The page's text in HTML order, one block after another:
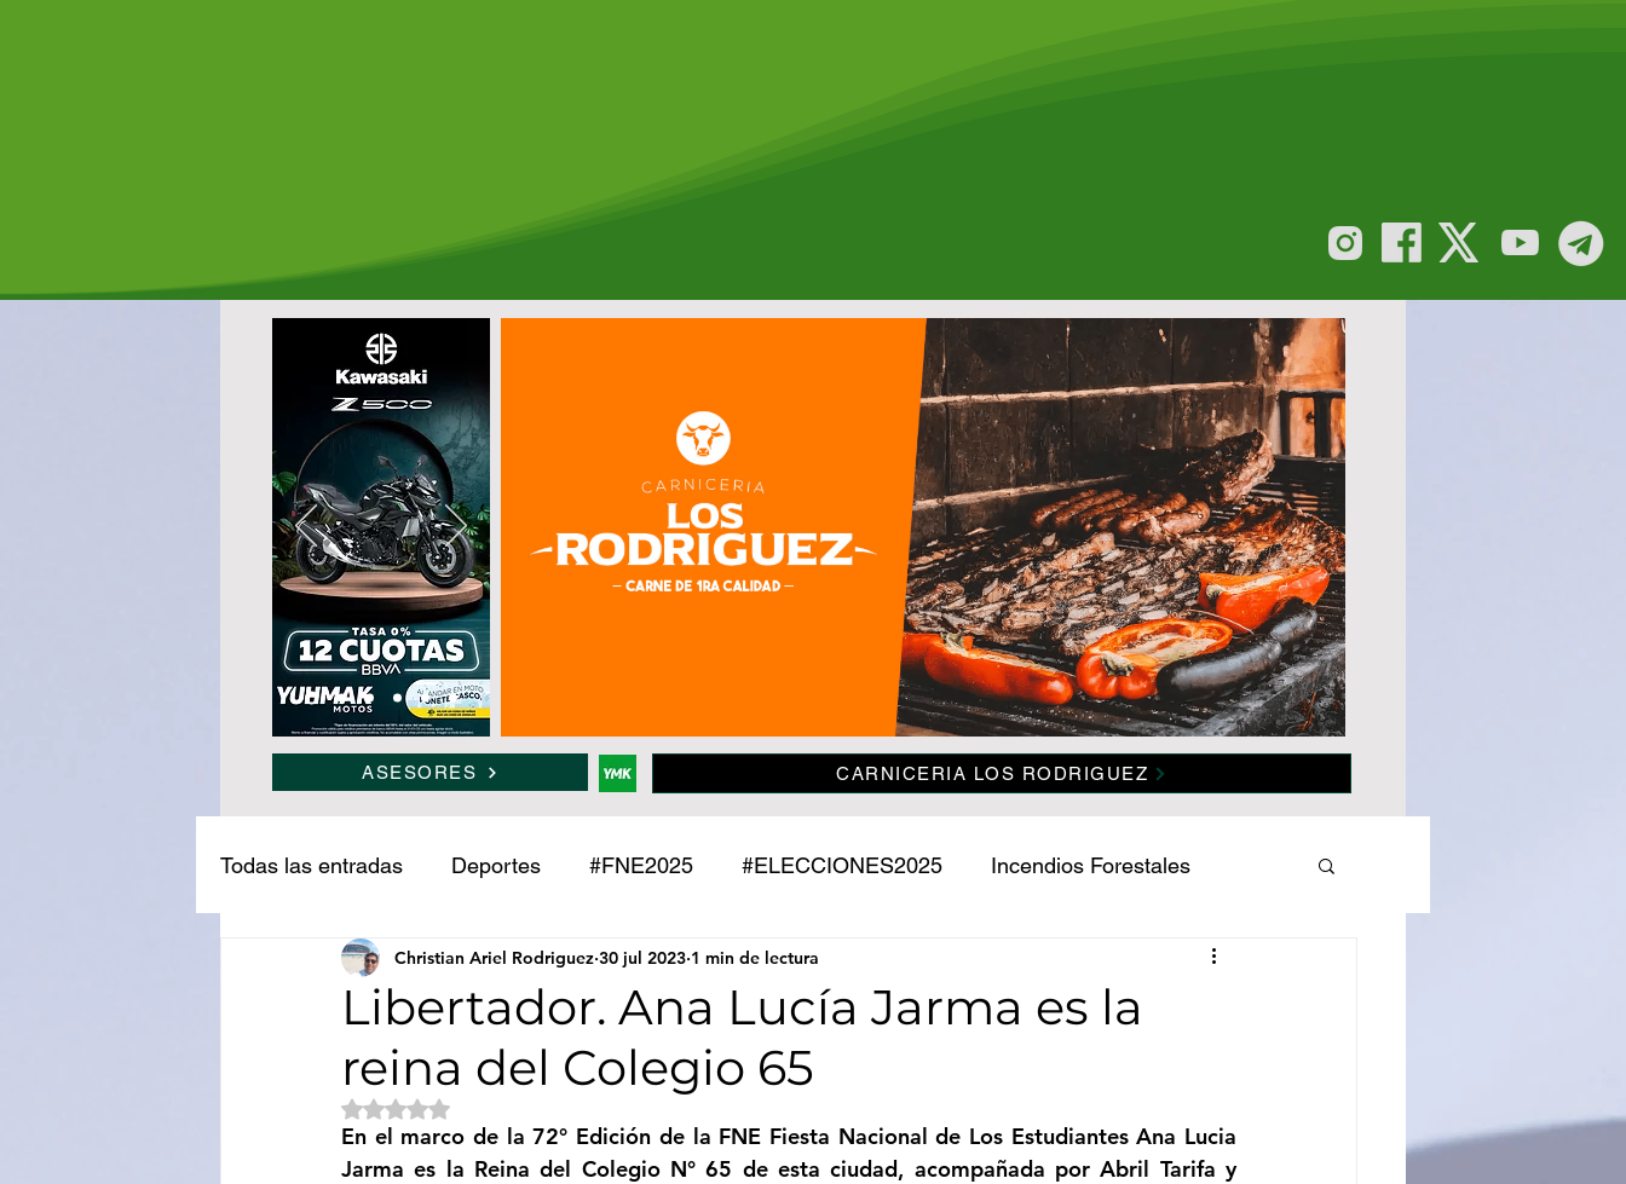
ASESORES CARNICERIA LOS RODRIGUEZ
Todas las entradas Deportes #FNE2025 #ELECCIONES2025 Incendios Forestales
Narcotráfico Ledesma Policiales Jujuy País
Medio ambiente Turismo Mascotas Entrevistas
Sociedad Educación Femicidio Incendios Tenis de Mesa Caimancito
Libertador. Ana Lucía Jarma es la
reina del Colegio 65
Christian Ariel Rodriguez 30 jul 2023 1 min de lectura
Obtuvo NaN de 5 estrellas.
En el marco de la 72° Edición de la FNE Fiesta Nacional de Los Estudiantes Ana Lucia
Jarma es la Reina del Colegio N° 65 de esta ciudad, acompañada por Abril Tarifa y